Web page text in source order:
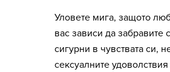
Уловете мига, защото
вас зависи да забравите
сигурни в чувствата си,
сексуалните